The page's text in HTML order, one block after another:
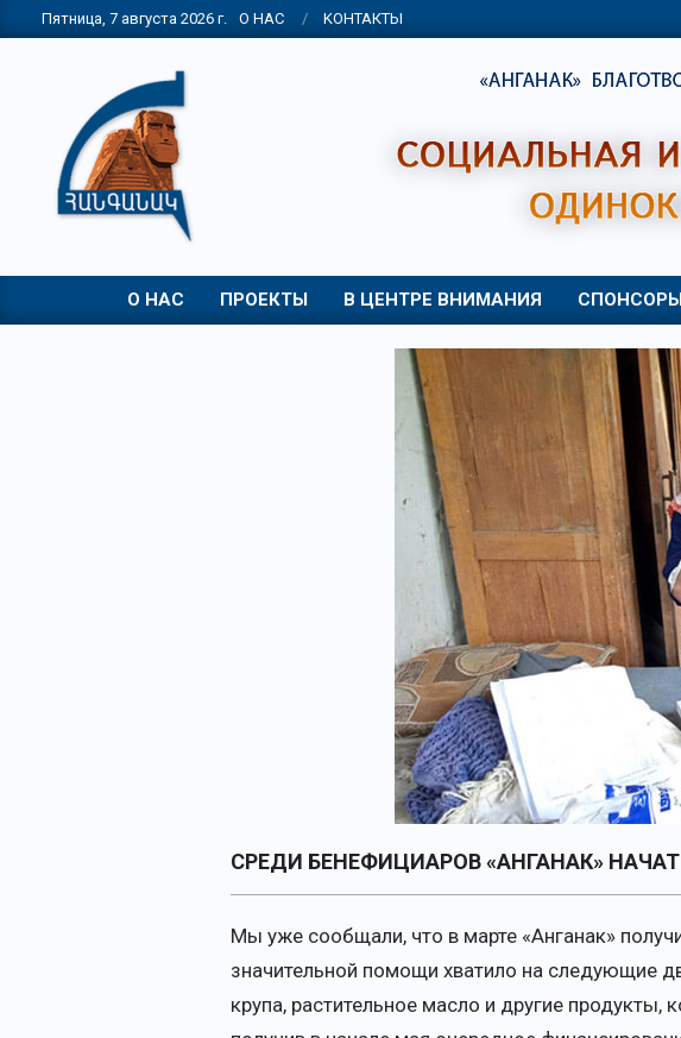
to
Пятница, 7 августа 2026 г. О НАС KОНТАКТЫ
НПО
"АНГАНАК"
О НАС ПРОЕКТЫ В ЦЕНТРЕ ВНИМАНИЯ
СРЕДИ БЕНЕФИЦИАРОВ «АНГАНАК»
Мы уже сообщали, что в марте «Анганак»
значительной помощи хватило на следующие
крупа, растительное масло и другие продукты,